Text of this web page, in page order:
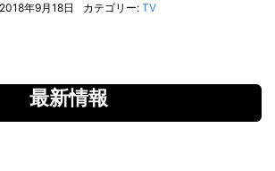
年9月18日 カテゴリー: TV
最新情報